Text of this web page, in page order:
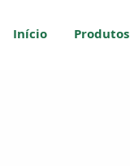
Início Produtos